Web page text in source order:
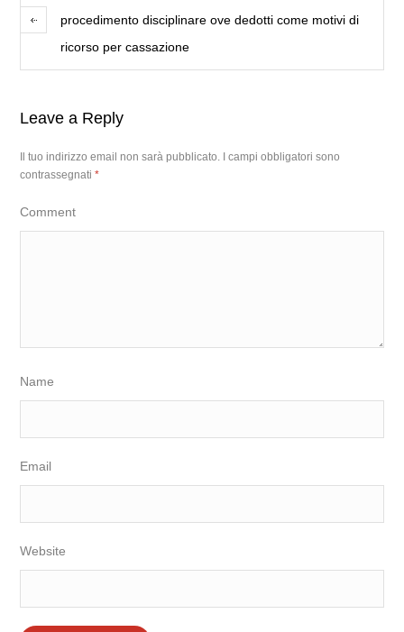
procedimento disciplinare ove dedotti come motivi di
ricorso per cassazione
Leave a Reply
Il tuo indirizzo email non sarà pubblicato.
I campi obbligatori sono
contrassegnati*
Comment
Name
Email
Website